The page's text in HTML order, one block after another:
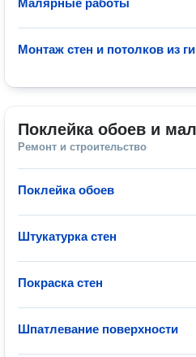
Малярные работы
Монтаж стен и потолков из
Поклейка обоев и
Ремонт и строительство
Поклейка обоев
Штукатурка стен
Покраска стен
Шпатлевание поверхности